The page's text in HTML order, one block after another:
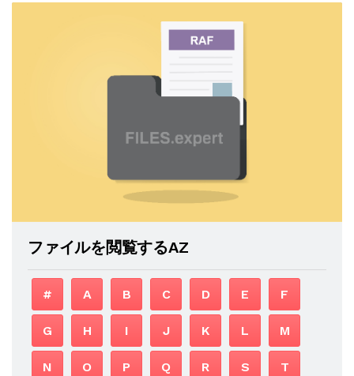
ファイルを閲覧するAZ
# A B C D E F
G H I J K L M
N O P Q R S T